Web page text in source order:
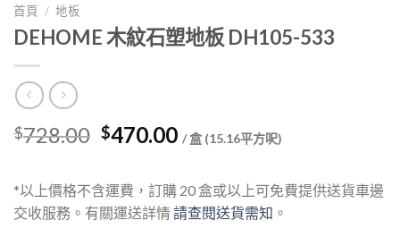
首頁 / 地板
DEHOME 木紋石塑地板 DH105-533
$728.00 Original
was:
$728.00.
$470.00Current
$470.00.
/ 盒 (15.16平方呎)
*以上價格不含運費，訂購 20 盒或以上可免費提供送貨車邊
交收服務。有關運送詳情請查閱送貨需知 。